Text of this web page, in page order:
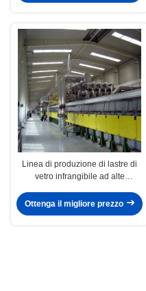
Linea di produzione di lastre di
vetro infrangibile ad alte
Ottenga il migliore prezzo